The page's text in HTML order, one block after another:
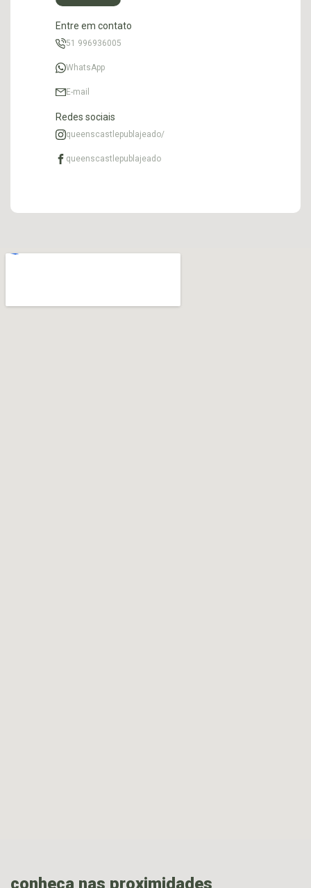
Entre em contato
51 996936005
WhatsApp
E-mail
Redes sociais
queenscastlepublajeado/
queenscastlepublajeado
conheça nas proximidades